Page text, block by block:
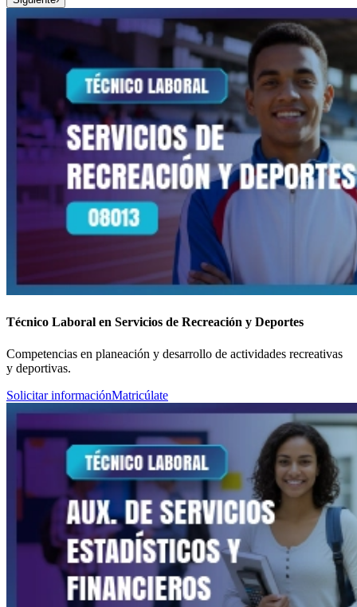
Técnico Laboral en Servicios de Recreación y Deportes
Competencias en planeación y desarrollo de actividades recreativas
y deportivas.
Solicitar informaciónMatricúlate